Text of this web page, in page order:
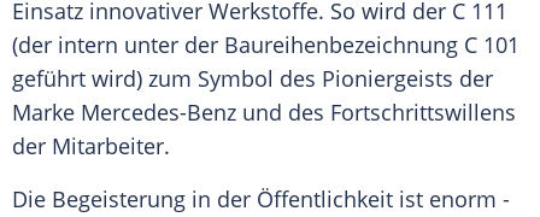
Einsatz innovativer Werkstoffe. So wird der C 111
(der intern unter der Baureihenbezeichnung C 101
geführt wird) zum Symbol des Pioniergeists der
Marke Mercedes-Benz und des Fortschrittswillens
der Mitarbeiter.
Die Begeisterung in der Öffentlichkeit ist enorm -